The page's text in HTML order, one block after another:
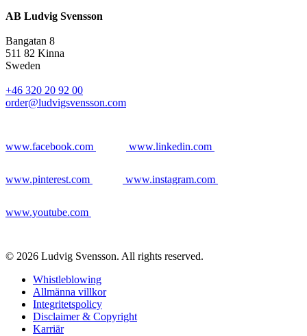
AB Ludvig Svensson
Bangatan 8
511 82 Kinna
Sweden
+46 320 20 92 00
order@ludvigsvensson.com
www.facebook.com www.linkedin.com
www.pinterest.com www.instagram.com
www.youtube.com
© 2026 Ludvig Svensson. All rights reserved.
Whistleblowing
Allmänna villkor
Integritetspolicy
Disclaimer & Copyright
Karriär